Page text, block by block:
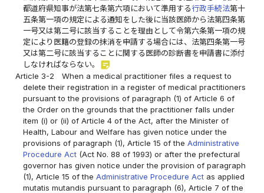
都道府県知事が法第七条第六項において準用する行政手続法第十
五条第一項の規定による通知をした後に当該医師から法第四条第
一号又は第二号に該当することを理由として令第六条第一項の規
定により医籍の登録の抹消を申請する場合には、法第四条第一号
又は第二号に該当することに関する医師の診断書を申請書に添付
しなければならない。 sticky_note_2
Article 3-2
When a medical practitioner files a request to
delete their registration in a register of medical practitioners
pursuant to the provisions of paragraph (1) of Article 6 of
the Order on the grounds that the practitioner falls under
item (i) or (ii) of Article 4 of the Act, after the Minister of
Health, Labour and Welfare has given notice under the
provisions of paragraph (1), Article 15 of theAdministrative
Procedure Act (Act No. 88 of 1993) or after the prefectural
governor has given notice under the provision of paragraph
(1), Article 15 of theAdministrative Procedure Act as applied
mutatis mutandis pursuant to paragraph (6), Article 7 of the